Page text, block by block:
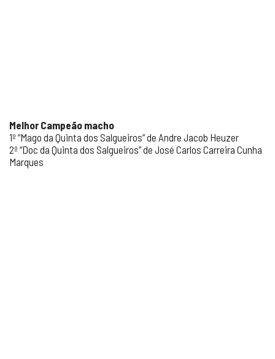
Melhor Campeão macho
1º “Mago da Quinta dos Salgueiros” de Andre Jacob Heuzer
2º “Doc da Quinta dos Salgueiros” de José Carlos Carreira Cunha
Marques